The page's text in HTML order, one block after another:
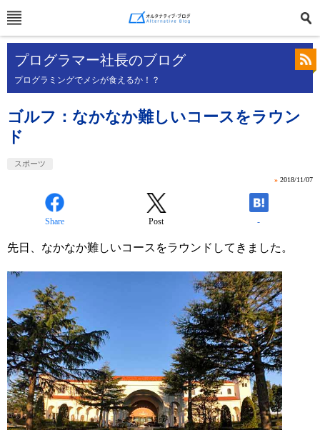
プログラマー社長のブログ
プログラミングでメシが食えるか！？
ゴルフ：なかなか難しいコースをラウン
ド
スポーツ
» 2018/11/07
Share Post -
先日、なかなか難しいコースをラウンドしてきました。